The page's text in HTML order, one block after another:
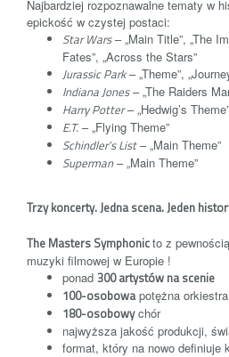
Najbardziej rozpoznawalne tematy w
epickość w czystej postaci:
Star Wars– „Main Title”, „The
Fates”, „Across the Stars”
Jurassic Park– „Theme”,
Indiana Jones– „The Raiders
Harry Potter– „Hedwig’s
E.T. – „Flying Theme”
Schindler’s List– „Main Theme”
Superman– „Main Theme”
Trzy koncerty. Jedna scena. Jeden
The Masters Symphonicto z
muzyki filmowej w Europie !
ponad 300 artystów na scenie
100-osobowapotężna
180-osobowychór
najwyższa jakość produkcji,
format, który na nowo definiuje